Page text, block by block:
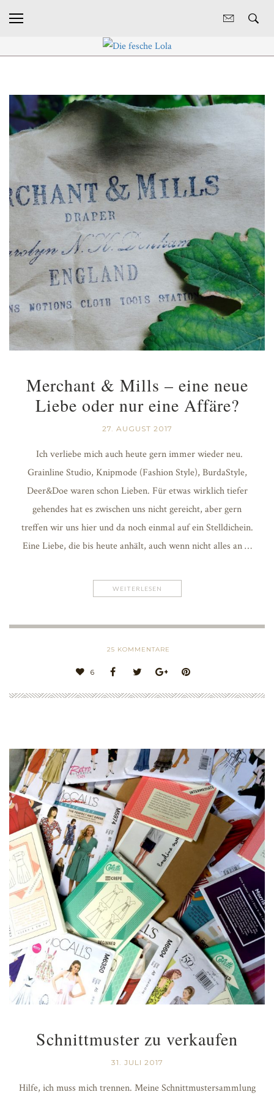
Merchant & Mills – eine neue
Liebe oder nur eine Affäre?
27. AUGUST 2017
Ich verliebe mich auch heute gern immer wieder neu.
Grainline Studio, Knipmode (Fashion Style), BurdaStyle,
Deer&Doe waren schon Lieben. Für etwas wirklich tiefer
gehendes hat es zwischen uns nicht gereicht, aber gern
treffen wir uns hier und da noch einmal auf ein Stelldichein.
Eine Liebe, die bis heute anhält, auch wenn nicht alles an …
WEITERLESEN
25 KOMMENTARE
6
Schnittmuster zu verkaufen
31. JULI 2017
Hilfe, ich muss mich trennen. Meine Schnittmustersammlung